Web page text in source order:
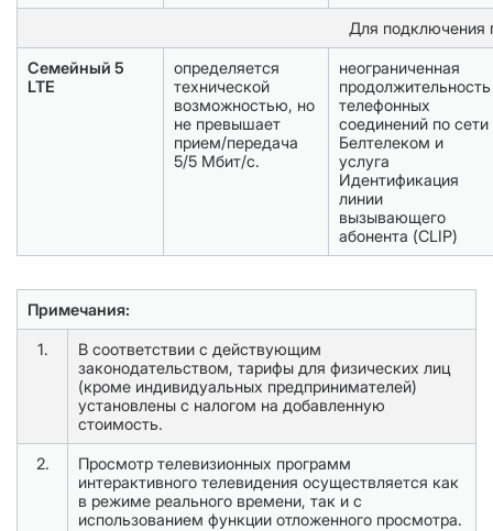
Для подключения
Семейный 5
LTE
определяется
технической
возможностью, но
не превышает
прием/передача
5/5 Мбит/с.
неограниченная
продолжительность
телефонных
соединений по сети
Белтелеком и
услуга
Идентификация
линии
вызывающего
абонента (CLIP)
Примечания:
1.
В соответствии с действующим
законодательством, тарифы для физических лиц
(кроме индивидуальных предпринимателей)
установлены с налогом на добавленную
стоимость.
2.
Просмотр телевизионных программ
интерактивного телевидения осуществляется как
в режиме реального времени, так и с
использованием функции отложенного просмотра.